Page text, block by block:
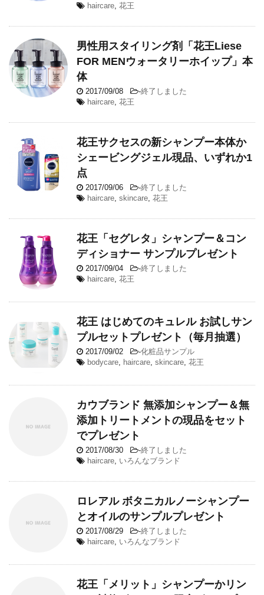
haircare 花王
男性用スタイリング剤「花王Liese
FOR MENウォータリーホイップ」本
体
2017/09/08 -終了しました
haircare 花王
花王サクセスの新シャンプー本体か
シェービングジェル現品、いずれか1
点
2017/09/06 -終了しました
haircare skincare 花王
花王「セグレタ」シャンプー＆コン
ディショナー サンプルプレゼント
2017/09/04 -終了しました
haircare 花王
花王 はじめてのキュレル お試しサン
プルセットプレゼント（毎月抽選）
2017/09/02 -化粧品サンプル
bodycare haircare skincare 花王
カウブランド 無添加シャンプー＆無
添加トリートメントの現品をセット
でプレゼント
2017/08/30 -終了しました
haircare いろんなブランド
ロレアル ボタニカルノーシャンプー
とオイルのサンプルプレゼント
2017/08/29 -終了しました
haircare いろんなブランド
花王「メリット」シャンプーかリン